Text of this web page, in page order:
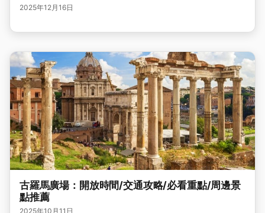
2025年12月16日
古羅馬廣場：開放時間/交通攻略/必看重點/周邊景
點推薦
2025年10月11日